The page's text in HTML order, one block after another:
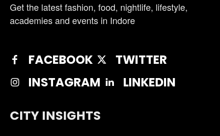
Get the latest fashion, food, nightlife, lifestyle,
academies and events in Indore
FACEBOOK
TWITTER
INSTAGRAM
LINKEDIN
CITY INSIGHTS